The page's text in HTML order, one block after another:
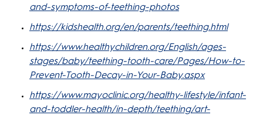
and-symptoms-of-teething-photos
https://kidshealth.org/en/parents/teething.html
https://www.healthychildren.org/English/ages-
stages/baby/teething-tooth-care/Pages/How-to-
Prevent-Tooth-Decay-in-Your-Baby.aspx
https://www.mayoclinic.org/healthy-lifestyle/infant-
and-toddler-health/in-depth/teething/art-